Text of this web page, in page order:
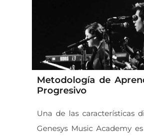
Metodología de
Progresivo
Una de las características
Genesys Music Academy